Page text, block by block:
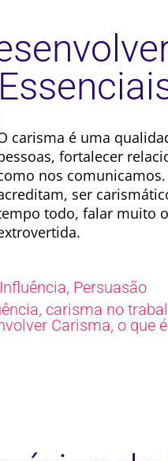
carisma é uma
fortalecer
nos
ser
todo, falar muito
Influência, Persuasão
, carisma no
Carisma, o que